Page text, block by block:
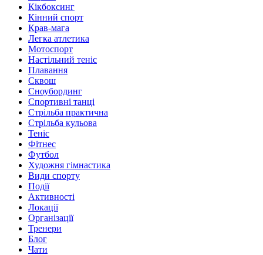
Кікбоксинг
Кінний спорт
Крав-мага
Легка атлетика
Мотоспорт
Настільний теніс
Плавання
Сквош
Сноубординг
Спортивні танці
Стрільба практична
Стрільба кульова
Теніс
Фітнес
Футбол
Художня гімнастика
Види спорту
Події
Активності
Локації
Організації
Тренери
Блог
Чати